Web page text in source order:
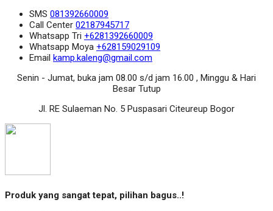
SMS 081392660009
Call Center 02187945717
Whatsapp Tri +6281392660009
Whatsapp Moya +628159029109
Email kamp.kaleng@gmail.com
Senin - Jumat, buka jam 08.00 s/d jam 16.00 , Minggu & Hari
Besar Tutup
Jl. RE Sulaeman No. 5 Puspasari Citeureup Bogor
Produk yang sangat tepat, pilihan bagus..!